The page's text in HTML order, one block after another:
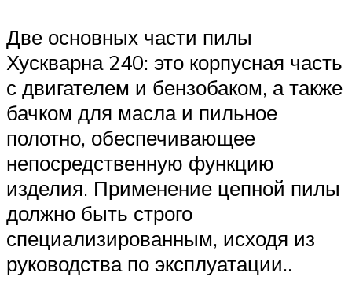
Две основных части пилы
Хускварна 240: это корпусная часть
с двигателем и бензобаком, а также
бачком для масла и пильное
полотно, обеспечивающее
непосредственную функцию
изделия. Применение цепной пилы
должно быть строго
специализированным, исходя из
руководства по эксплуатации..